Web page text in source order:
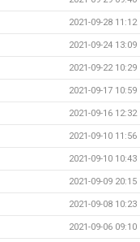
2021-09-28 11:12
2021-09-24 13:09
2021-09-22 10:29
2021-09-17 10:59
2021-09-16 12:32
2021-09-10 11:56
2021-09-10 10:43
2021-09-09 20:15
2021-09-08 10:23
2021-09-06 09:10